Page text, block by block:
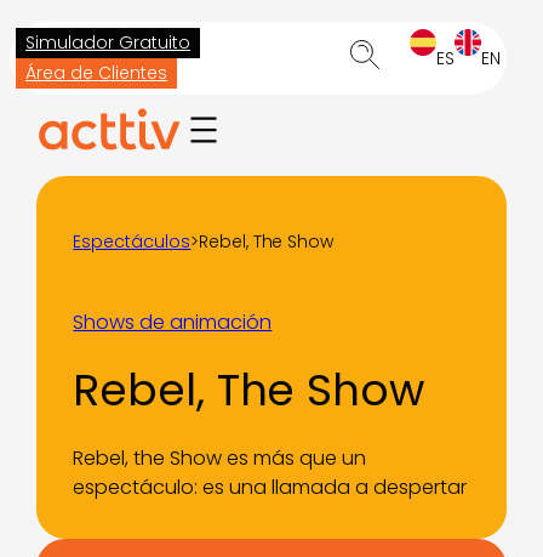
Saltar
al
contenido
Simulador Gratuito
Área de Clientes
ES EN
Espectáculos>Rebel, The Show
Shows de animación
Rebel, The Show
Rebel, the Show es más que un
espectáculo: es una llamada a despertar